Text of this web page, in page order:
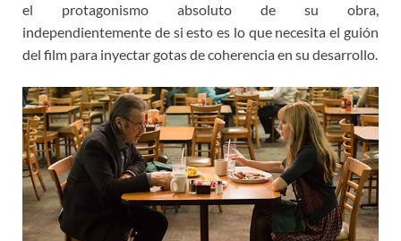
el protagonismo absoluto de su obra,
independientemente de si esto es lo que necesita el guión
del film para inyectar gotas de coherencia en su desarrollo.